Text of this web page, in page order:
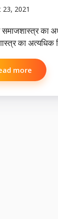
23, 2021
समाजशास्त्र का
का अत्यधिक
more